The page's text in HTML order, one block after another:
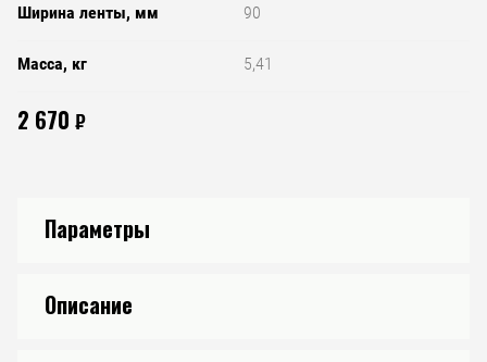
Ширина ленты, мм 90
Масса, кг 5,41
2 670 ₽
Параметры
Описание